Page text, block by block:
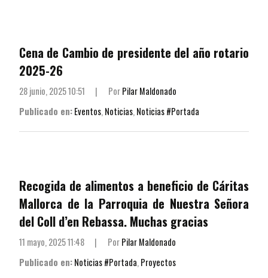
Cena de Cambio de presidente del año rotario
2025-26
28 junio, 2025 10:51 | PorPilar Maldonado
Publicado en:Eventos, Noticias, Noticias #Portada
Recogida de alimentos a beneficio de Cáritas
Mallorca de la Parroquia de Nuestra Señora
del Coll d’en Rebassa. Muchas gracias
11 mayo, 2025 11:48 | PorPilar Maldonado
Publicado en:Noticias #Portada,Proyectos